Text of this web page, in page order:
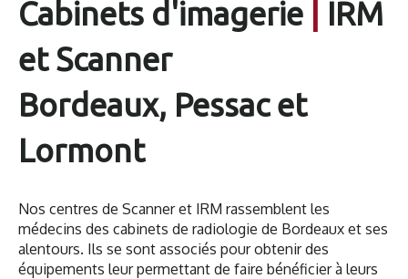
Cabinets d'imagerie
IRM
et Scanner
Bordeaux, Pessac et
Lormont
Nos centres de Scanner et IRM rassemblent les
médecins des cabinets de radiologie de Bordeaux et ses
alentours. Ils se sont associés pour obtenir des
équipements leur permettant de faire bénéficier à leurs